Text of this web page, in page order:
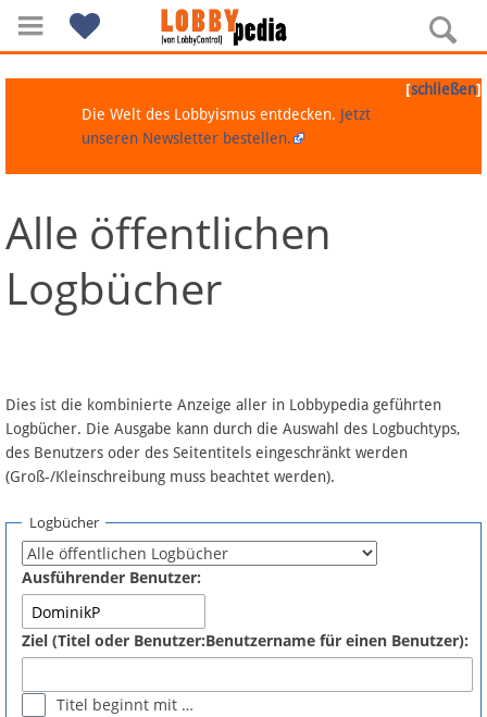
Navigation
Über Lobbypedia
Artikel nach Kategorien
FAQ
Fördermitglied werden
Fehler melden
[schließen]
Die Welt des Lobbyismus entdecken. Jetzt
unseren Newsletter bestellen.
Alle öffentlichen
Logbücher
Dies ist die kombinierte Anzeige aller in Lobbypedia geführten
Logbücher. Die Ausgabe kann durch die Auswahl des Logbuchtyps,
des Benutzers oder des Seitentitels eingeschränkt werden
(Groß-/Kleinschreibung muss beachtet werden).
Logbücher
Ausführender Benutzer:
Ziel (Titel oder Benutzer:Benutzername für einen Benutzer):
Titel beginnt mit …